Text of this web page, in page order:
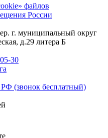
файлов
России
г. муниципальный округ
д.29 литера Б
30
РФ (звонок бесплатный)